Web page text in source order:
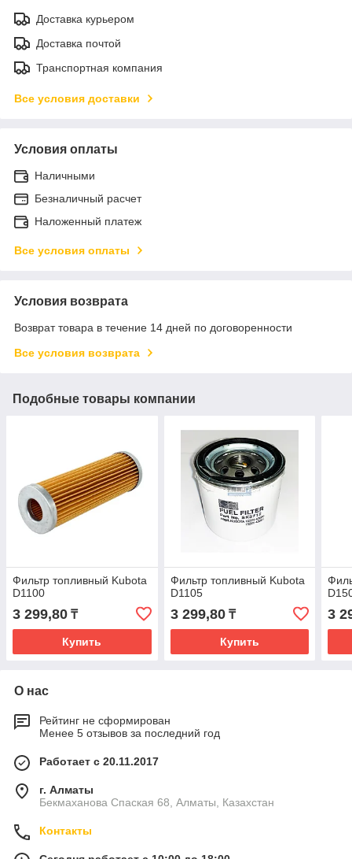
Доставка курьером
Доставка почтой
Транспортная компания
Все условия доставки
Условия оплаты
Наличными
Безналичный расчет
Наложенный платеж
Все условия оплаты
Условия возврата
Возврат товара в течение 14 дней по договоренности
Все условия возврата
Подобные товары компании
Фильтр топливный Kubota
D1100
3 299,80 ₸
Купить
Фильтр топливный Kubota
D1105
3 299,80₸
Купить
3
О нас
Рейтинг не сформирован
Менее 5 отзывов за последний год
Работает с 20.11.2017
г. Алматы
Бекмаханова Спаская 68, Алматы, Казахстан
Контакты